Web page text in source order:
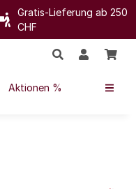
Gratis-Lieferung ab 250
CHF
Aktionen %